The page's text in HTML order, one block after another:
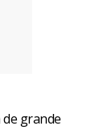
grande